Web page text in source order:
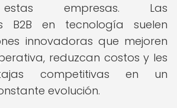
empresas. Las
B2B en tecnología suelen
innovadoras que mejoren
reduzcan costos y les
competitivas en un
evolución.